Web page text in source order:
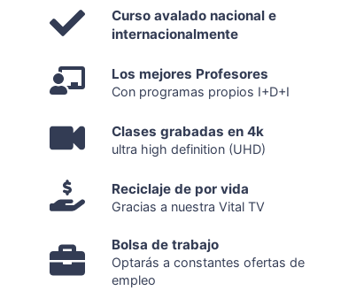
Curso avalado nacional e
internacionalmente
Los mejores Profesores
Con programas propios I+D+I
Clases grabadas en 4k
ultra high definition (UHD)
Reciclaje de por vida
Gracias a nuestra Vital TV
Bolsa de trabajo
Optarás a constantes ofertas de
empleo